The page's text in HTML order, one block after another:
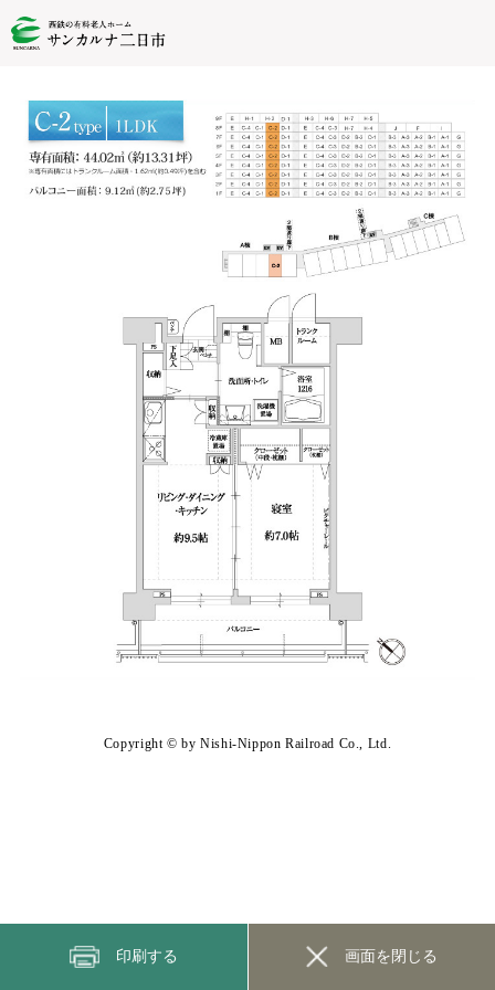
印刷する 画面を閉じる
Copyright © by Nishi-Nippon Railroad Co., Ltd.